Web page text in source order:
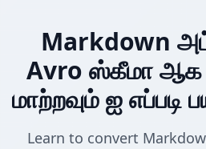
Markdown
Avro ஸ்கீமா
மாற்றவும் ஐ எப்படி
Learn to convert